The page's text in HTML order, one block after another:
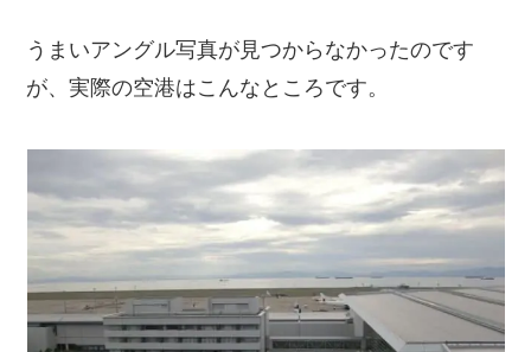
うまいアングル写真が見つからなかったのです
が、実際の空港はこんなところです。